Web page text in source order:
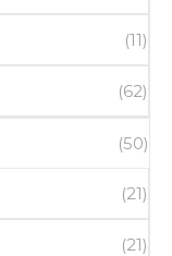
(11)
(62)
(50)
(21)
(21)